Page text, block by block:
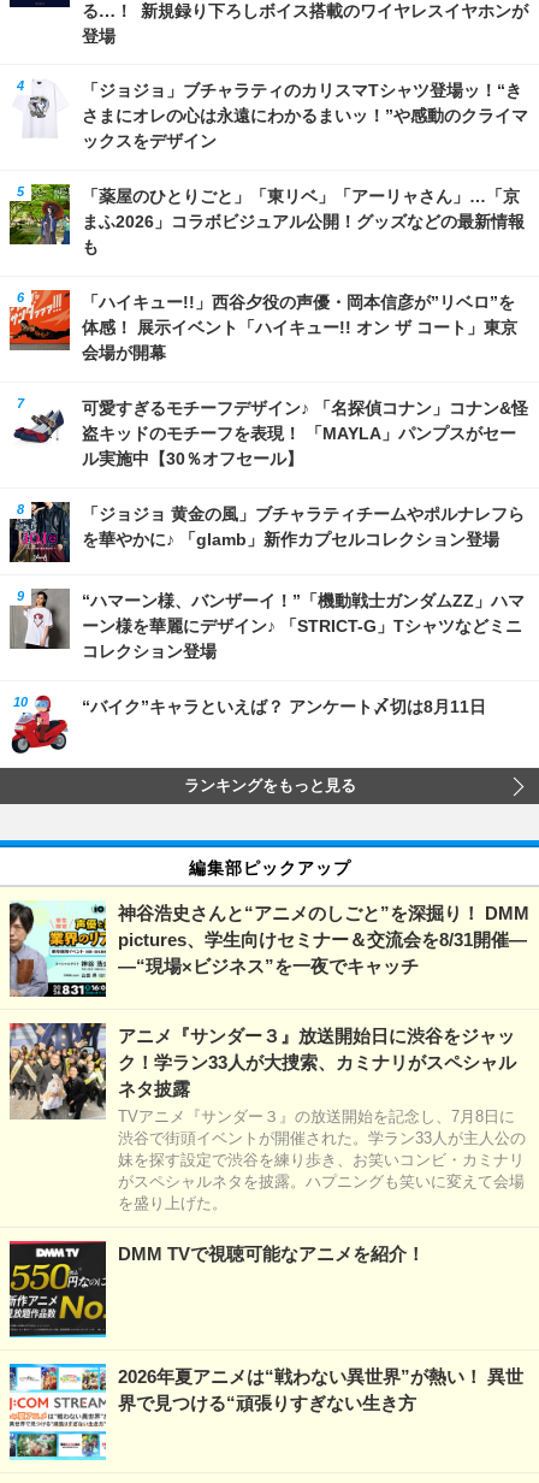
る…！ 新規録り下ろしボイス搭載のワイヤレスイヤホンが
登場
「ジョジョ」ブチャラティのカリスマTシャツ登場ッ！“き
さまにオレの心は永遠にわかるまいッ！”や感動のクライマ
ックスをデザイン
「薬屋のひとりごと」「東リベ」「アーリャさん」…「京
まふ2026」コラボビジュアル公開！グッズなどの最新情報
も
「ハイキュー!!」西谷夕役の声優・岡本信彦が”リベロ”を
体感！ 展示イベント「ハイキュー!! オン ザ コート」東京
会場が開幕
可愛すぎるモチーフデザイン♪ 「名探偵コナン」コナン&怪
盗キッドのモチーフを表現！ 「MAYLA」パンプスがセー
ル実施中【30％オフセール】
「ジョジョ 黄金の風」ブチャラティチームやポルナレフら
を華やかに♪ 「glamb」新作カプセルコレクション登場
“ハマーン様、バンザーイ！”「機動戦士ガンダムZZ」ハマ
ーン様を華麗にデザイン♪ 「STRICT-G」Tシャツなどミニ
コレクション登場
“バイク”キャラといえば？ アンケート〆切は8月11日
ランキングをもっと見る
編集部ピックアップ
神谷浩史さんと“アニメのしごと”を深掘り！ DMM
pictures、学生向けセミナー＆交流会を8/31開催―
―“現場×ビジネス”を一夜でキャッチ
アニメ『サンダー３』放送開始日に渋谷をジャッ
ク！学ラン33人が大捜索、カミナリがスペシャル
ネタ披露
TVアニメ『サンダー３』の放送開始を記念し、7月8日に
渋谷で街頭イベントが開催された。学ラン33人が主人公の
妹を探す設定で渋谷を練り歩き、お笑いコンビ・カミナリ
がスペシャルネタを披露。ハプニングも笑いに変えて会場
を盛り上げた。
DMM TVで視聴可能なアニメを紹介！
2026年夏アニメは“戦わない異世界”が熱い！ 異世
界で見つける“頑張りすぎない生き方